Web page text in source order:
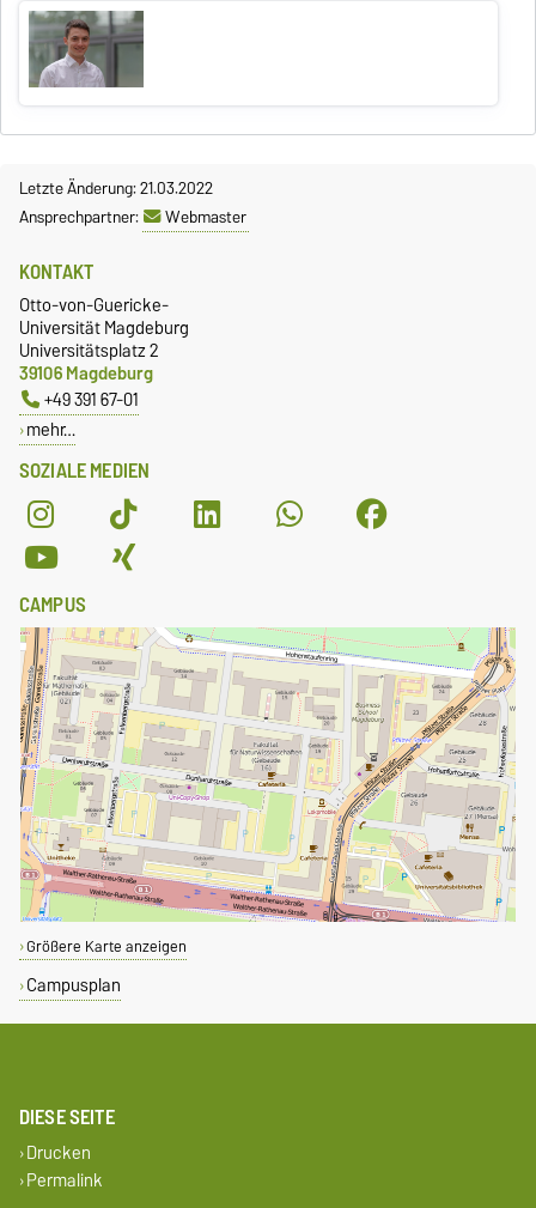
Letzte Änderung: 21.03.2022
Ansprechpartner:
Webmaster
SOZIALE MEDIEN
KONTAKT
Otto-von-Guericke-
Universität Magdeburg
Universitätsplatz 2
39106 Magdeburg
+49 391 67-01
mehr…
CAMPUS
Größere Karte anzeigen
Campusplan
DIESE SEITE
Drucken
Permalink